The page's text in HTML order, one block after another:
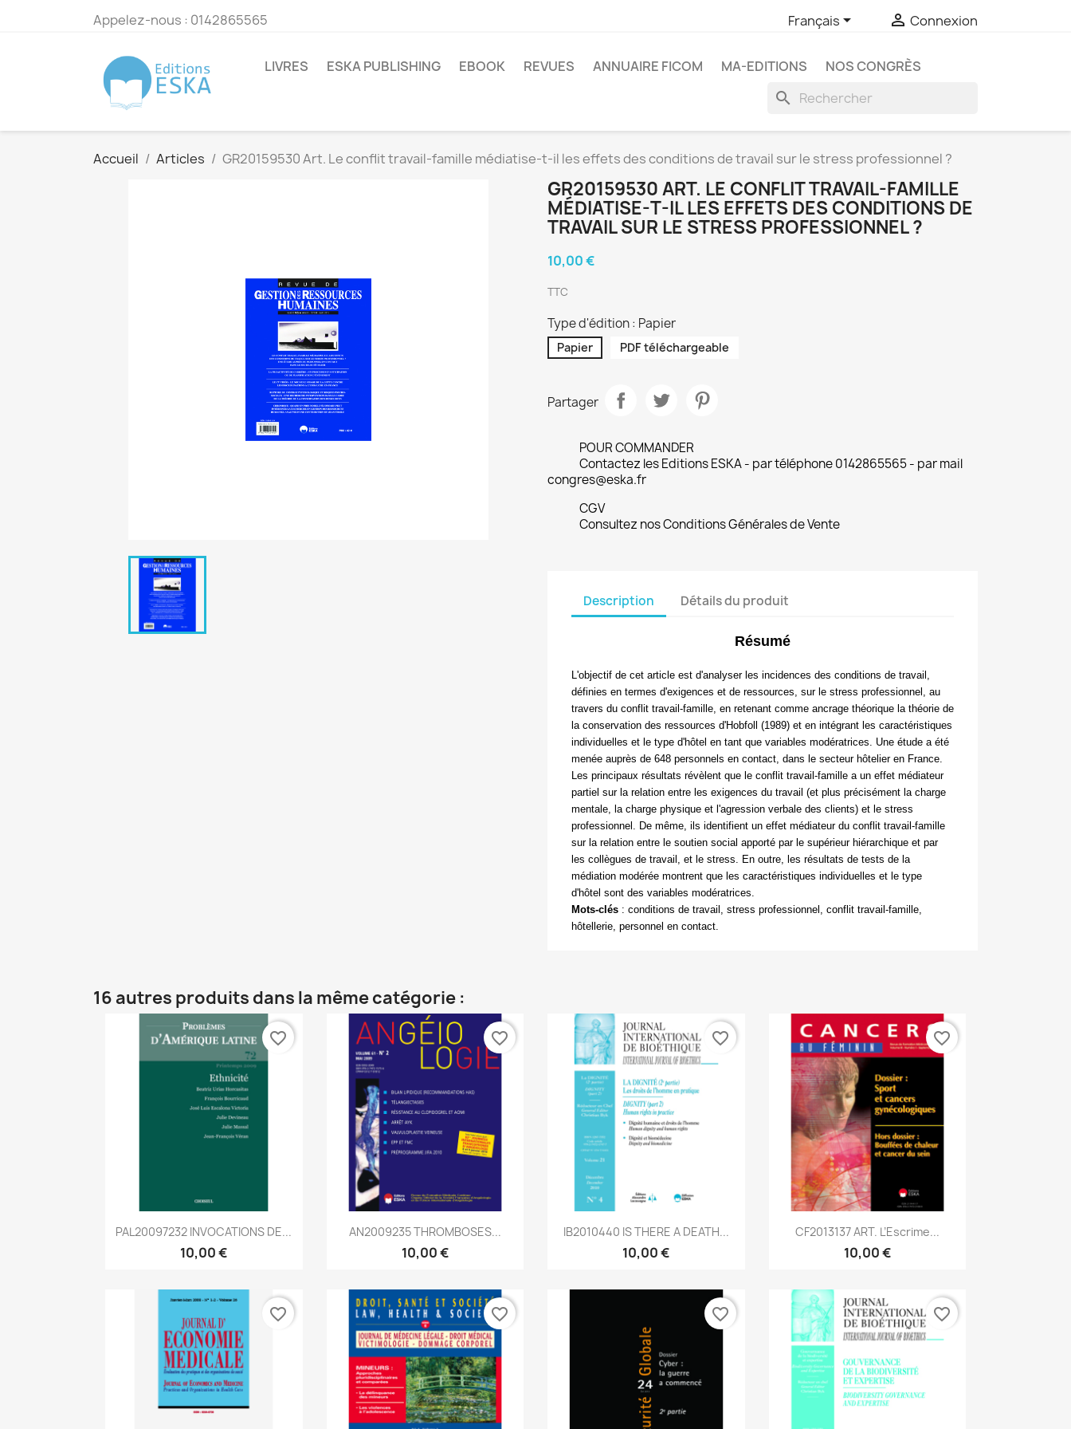
Appelez-nous : 0142865565 Français  Connexion
LIVRES ESKA PUBLISHING EBOOK REVUES ANNUAIRE FICOM MA-EDITIONS NOS CONGRÈS
search
Accueil Articles GR20159530 Art. Le conflit travail-famille médiatise-t-il les effets des conditions de travail sur le stress professionnel ?
GR20159530 ART. LE CONFLIT TRAVAIL-FAMILLE
MÉDIATISE-T-IL LES EFFETS DES CONDITIONS DE
TRAVAIL SUR LE STRESS PROFESSIONNEL ?
10,00 €
TTC
Type d'édition : Papier
Papier PDF téléchargeable
Partager
POUR COMMANDER
Contactez les Editions ESKA - par téléphone 0142865565 - par mail
congres@eska.fr
CGV
Consultez nos Conditions Générales de Vente
Description Détails du produit
Résumé
L'objectif de cet article est d'analyser les incidences des conditions de travail,
définies en termes d'exigences et de ressources, sur le stress professionnel, au
travers du conflit travail-famille, en retenant comme ancrage théorique la théorie de
la conservation des ressources d'Hobfoll (1989) et en intégrant les caractéristiques
individuelles et le type d'hôtel en tant que variables modératrices. Une étude a été
menée auprès de 648 personnels en contact, dans le secteur hôtelier en France.
Les principaux résultats révèlent que le conflit travail-famille a un effet médiateur
partiel sur la relation entre les exigences du travail (et plus précisément la charge
mentale, la charge physique et l'agression verbale des clients) et le stress
professionnel. De même, ils identifient un effet médiateur du conflit travail-famille
sur la relation entre le soutien social apporté par le supérieur hiérarchique et par
les collègues de travail, et le stress. En outre, les résultats de tests de la
médiation modérée montrent que les caractéristiques individuelles et le type
d'hôtel sont des variables modératrices.
Mots-clés : conditions de travail, stress professionnel, conflit travail-famille,
hôtellerie, personnel en contact.
16 autres produits dans la même catégorie :
Aperçu rapide
PAL20097232 INVOCATIONS DE...
10,00 €
favorite_border
Aperçu rapide
AN2009235 THROMBOSES...
10,00 €
favorite_border
Aperçu rapide
IB2010440 IS THERE A DEATH...
10,00 €
favorite_border
Aperçu rapide
CF2013137 ART. L’Escrime...
10,00 €
favorite_border
favorite_border favorite_border favorite_border favorite_border